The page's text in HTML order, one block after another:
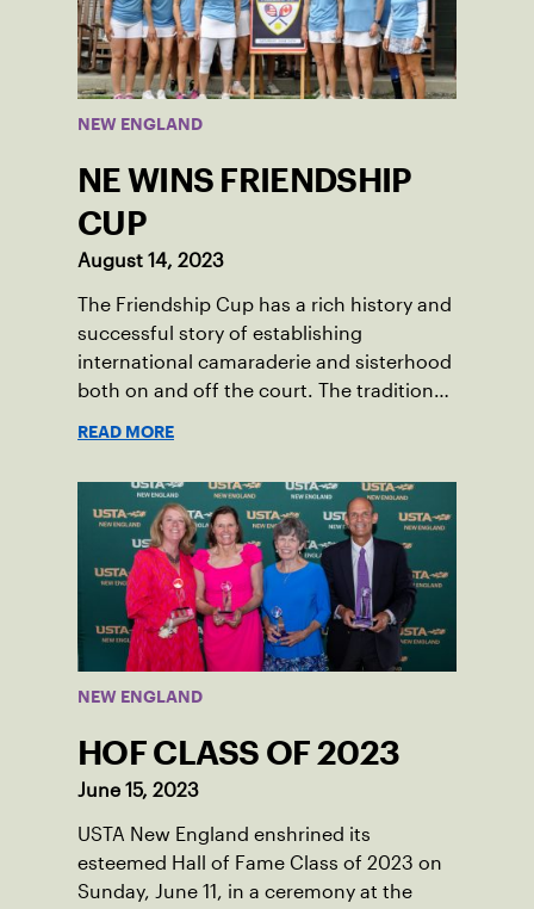
NEW ENGLAND
NE WINS FRIENDSHIP
CUP
August 14, 2023
The Friendship Cup has a rich history and
successful story of establishing
international camaraderie and sisterhood
both on and off the court. The tradition
with the New England Lawn Tennis
Association (NELTA), now USTA New
England. He contacted George Barta of
the Canadian senior division, and
together, they created the Friendship
Cup. In that year, players competed on
three courts at the Jay Peak Resort in
Vermont.
READ MORE
NEW ENGLAND
HOF CLASS OF 2023
June 15, 2023
USTA New England enshrined its
esteemed Hall of Fame Class of 2023 on
Sunday, June 11, in a ceremony at the